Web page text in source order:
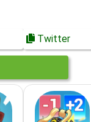
Twitter